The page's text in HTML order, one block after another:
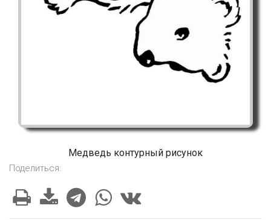
Медведь контурный рисунок
Поделиться: